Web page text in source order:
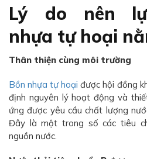
Lý do nên
nhựa tự hoại
Thân thiện cùng môi trường
Bồn nhựa tự hoại được hội đồng
định nguyên lý hoạt động và
ứng được yêu cầu chất lượng
Đây là một trong số các tiêu
nguồn nước.